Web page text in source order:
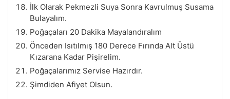
İlk Olarak Pekmezli Suya Sonra Kavrulmuş Susama
Bulayalım.
Poğaçaları 20 Dakika Mayalandıralım
Önceden Isıtılmış 180 Derece Fırında Alt Üstü
Kızarana Kadar Pişirelim.
Poğaçalarımız Servise Hazırdır.
Şimdiden Afiyet Olsun.